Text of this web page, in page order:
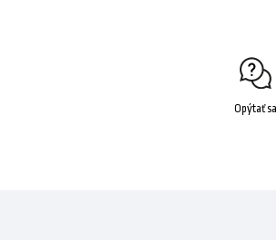
Opýtať sa